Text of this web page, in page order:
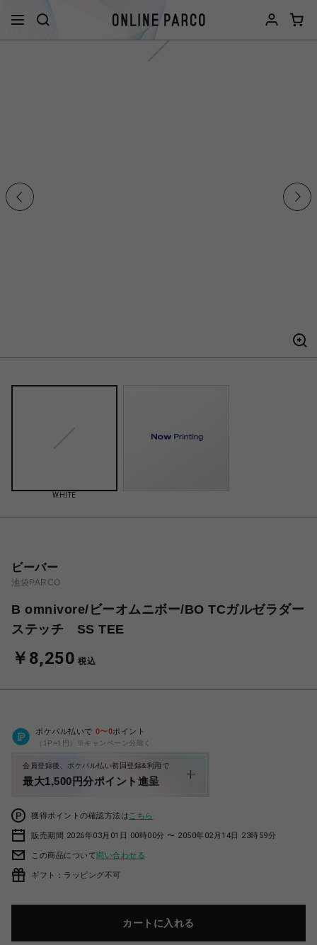
WHITE
ビーバー
池袋PARCO
B omnivore/ビーオムニボー/BO TCガルゼラダー
ステッチ SS TEE
￥8,250 税込
ポケパル払いで 0〜0ポイント
（1P=1円）※キャンペーン分除く
会員登録後、ポケパル払い初回登録&利用で
最大1,500円分ポイント進呈
獲得ポイントの確認方法は こちら
販売期間 2026年03月01日 00時00分 〜 2050年02月14日 23時59分
この商品について問い合わせる
ギフト：ラッピング不可
カートに入れる